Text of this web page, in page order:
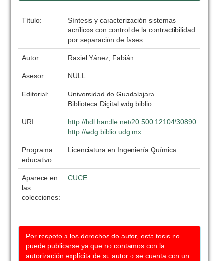
Título:
Síntesis y caracterización sistemas
acrílicos con control de la contractibilidad
por separación de fases
Autor: Raxiel Yánez, Fabián
Asesor: NULL
Editorial:
Universidad de Guadalajara
Biblioteca Digital wdg.biblio
URI:
http://hdl.handle.net/20.500.12104/30890
http://wdg.biblio.udg.mx
Programa
educativo:
Licenciatura en Ingeniería Química
Aparece en
las
colecciones:
CUCEI
Por respeto a los derechos de autor, esta tesis no
puede publicarse ya que no contamos con la
autorización explícita de su autor o se cuenta con un